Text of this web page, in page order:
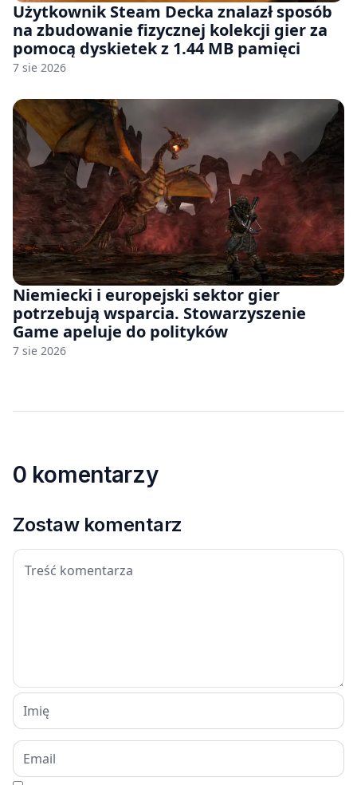
Użytkownik Steam Decka znalazł sposób
na zbudowanie fizycznej kolekcji gier za
pomocą dyskietek z 1.44 MB pamięci
7 sie 2026
Niemiecki i europejski sektor gier
potrzebują wsparcia. Stowarzyszenie
Game apeluje do polityków
7 sie 2026
0 komentarzy
Zostaw komentarz